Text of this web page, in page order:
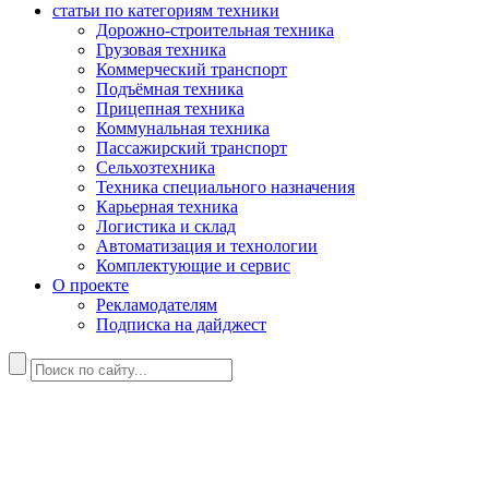
статьи по категориям техники
Дорожно-строительная техника
Грузовая техника
Коммерческий транспорт
Подъёмная техника
Прицепная техника
Коммунальная техника
Пассажирский транспорт
Сельхозтехника
Техника специального назначения
Карьерная техника
Логистика и склад
Автоматизация и технологии
Комплектующие и сервис
О проекте
Рекламодателям
Подписка на дайджест